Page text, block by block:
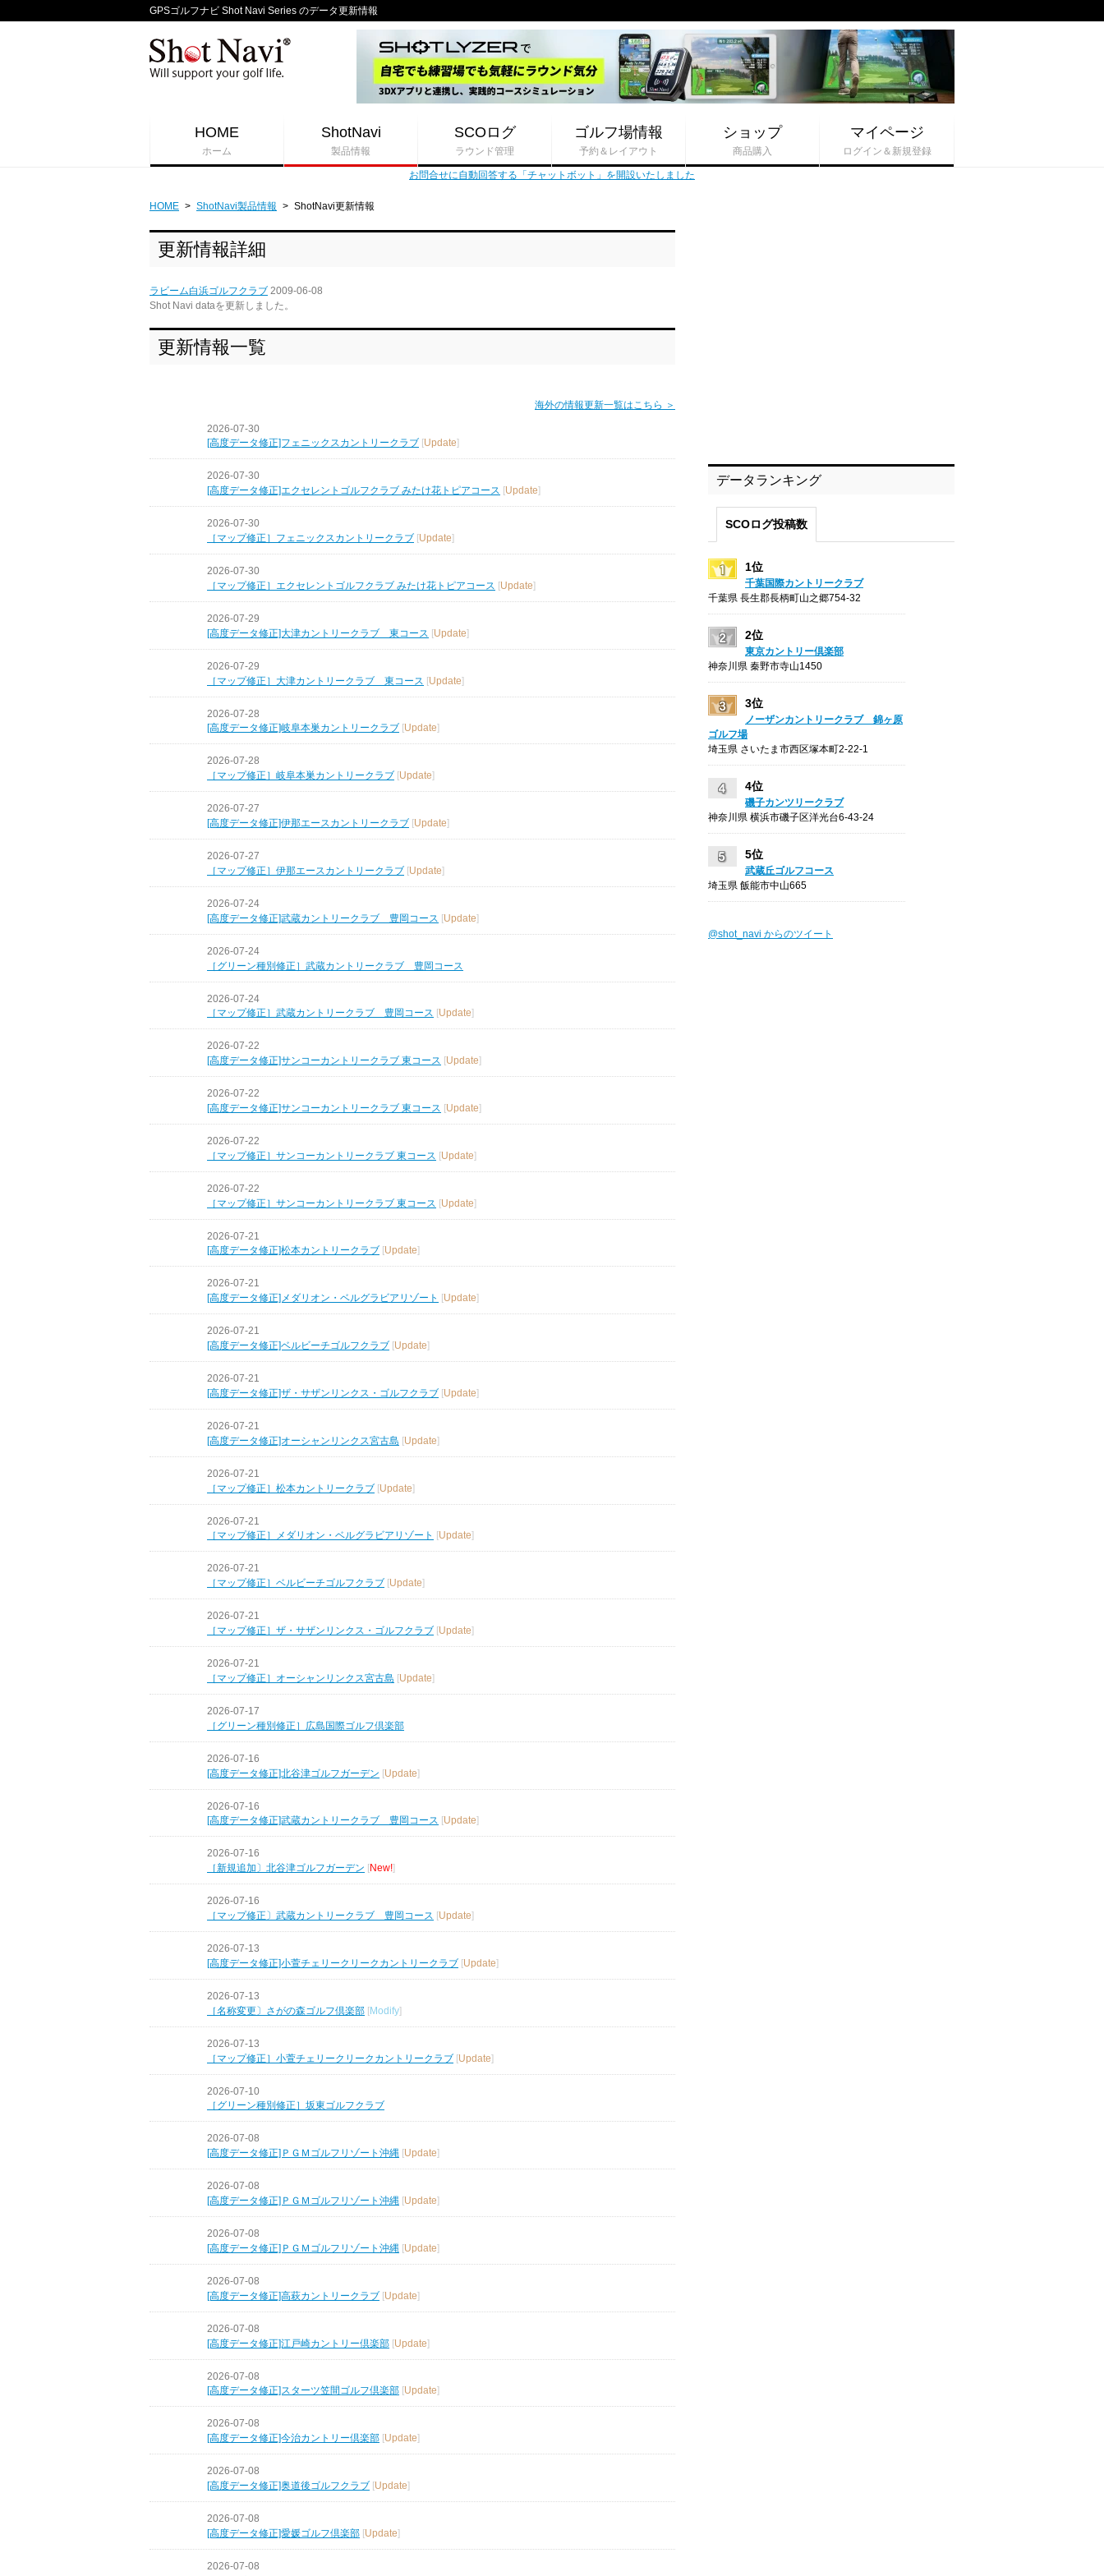
GPSゴルフナビ Shot Navi Series のデータ更新情報
HOME
ホーム
ShotNavi
製品情報
SCOログ
ラウンド管理
ゴルフ場情報
予約＆レイアウト
ショップ
商品購入
マイページ
ログイン＆新規登録
お問合せに自動回答する「チャットボット」を開設いたしました
HOME > ShotNavi製品情報 > ShotNavi更新情報
更新情報詳細
ラビーム白浜ゴルフクラブ 2009-06-08
Shot Navi dataを更新しました。
更新情報一覧
海外の情報更新一覧はこちら ＞
2026-07-30
[高度データ修正]フェニックスカントリークラブ [Update]
2026-07-30
[高度データ修正]エクセレントゴルフクラブ みたけ花トピアコース [Update]
2026-07-30
［マップ修正］フェニックスカントリークラブ [Update]
2026-07-30
［マップ修正］エクセレントゴルフクラブ みたけ花トピアコース [Update]
2026-07-29
[高度データ修正]大津カントリークラブ 東コース [Update]
2026-07-29
［マップ修正］大津カントリークラブ 東コース [Update]
2026-07-28
[高度データ修正]岐阜本巣カントリークラブ [Update]
2026-07-28
［マップ修正］岐阜本巣カントリークラブ [Update]
2026-07-27
[高度データ修正]伊那エースカントリークラブ [Update]
2026-07-27
［マップ修正］伊那エースカントリークラブ [Update]
2026-07-24
[高度データ修正]武蔵カントリークラブ 豊岡コース [Update]
2026-07-24
［グリーン種別修正］武蔵カントリークラブ 豊岡コース
2026-07-24
［マップ修正］武蔵カントリークラブ 豊岡コース [Update]
2026-07-22
[高度データ修正]サンコーカントリークラブ 東コース [Update]
2026-07-22
[高度データ修正]サンコーカントリークラブ 東コース [Update]
2026-07-22
［マップ修正］サンコーカントリークラブ 東コース [Update]
2026-07-22
［マップ修正］サンコーカントリークラブ 東コース [Update]
2026-07-21
[高度データ修正]松本カントリークラブ [Update]
2026-07-21
[高度データ修正]メダリオン・ベルグラビアリゾート [Update]
2026-07-21
[高度データ修正]ベルビーチゴルフクラブ [Update]
2026-07-21
[高度データ修正]ザ・サザンリンクス・ゴルフクラブ [Update]
2026-07-21
[高度データ修正]オーシャンリンクス宮古島 [Update]
2026-07-21
［マップ修正］松本カントリークラブ [Update]
2026-07-21
［マップ修正］メダリオン・ベルグラビアリゾート [Update]
2026-07-21
［マップ修正］ベルビーチゴルフクラブ [Update]
2026-07-21
［マップ修正］ザ・サザンリンクス・ゴルフクラブ [Update]
2026-07-21
［マップ修正］オーシャンリンクス宮古島 [Update]
2026-07-17
［グリーン種別修正］広島国際ゴルフ倶楽部
2026-07-16
[高度データ修正]北谷津ゴルフガーデン [Update]
2026-07-16
[高度データ修正]武蔵カントリークラブ 豊岡コース [Update]
2026-07-16
［新規追加〕北谷津ゴルフガーデン [New!]
2026-07-16
［マップ修正〕武蔵カントリークラブ 豊岡コース [Update]
2026-07-13
[高度データ修正]小萱チェリークリークカントリークラブ [Update]
2026-07-13
［名称変更〕さがの森ゴルフ倶楽部 [Modify]
2026-07-13
［マップ修正］小萱チェリークリークカントリークラブ [Update]
2026-07-10
［グリーン種別修正］坂東ゴルフクラブ
2026-07-08
[高度データ修正]ＰＧＭゴルフリゾート沖縄 [Update]
2026-07-08
[高度データ修正]ＰＧＭゴルフリゾート沖縄 [Update]
2026-07-08
[高度データ修正]ＰＧＭゴルフリゾート沖縄 [Update]
2026-07-08
[高度データ修正]高萩カントリークラブ [Update]
2026-07-08
[高度データ修正]江戸崎カントリー倶楽部 [Update]
2026-07-08
[高度データ修正]スターツ笠間ゴルフ倶楽部 [Update]
2026-07-08
[高度データ修正]今治カントリー倶楽部 [Update]
2026-07-08
[高度データ修正]奥道後ゴルフクラブ [Update]
2026-07-08
[高度データ修正]愛媛ゴルフ倶楽部 [Update]
2026-07-08
データランキング
SCOログ投稿数
1位
千葉国際カントリークラブ
千葉県 長生郡長柄町山之郷754-32
2位
東京カントリー倶楽部
神奈川県 秦野市寺山1450
3位
ノーザンカントリークラブ 錦ヶ原
ゴルフ場
埼玉県 さいたま市西区塚本町2-22-1
4位
磯子カンツリークラブ
神奈川県 横浜市磯子区洋光台6-43-24
5位
武蔵丘ゴルフコース
埼玉県 飯能市中山665
@shot_navi からのツイート